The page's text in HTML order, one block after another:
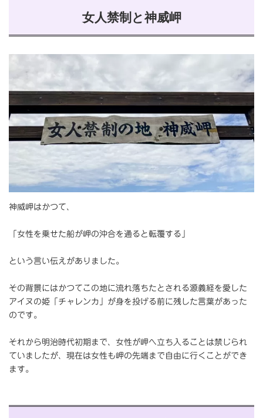
女人禁制と神威岬
神威岬はかつて、
「女性を乗せた船が岬の沖合を通ると転覆する」
という言い伝えがありました。
その背景にはかつてこの地に流れ落ちたとされる源義経を愛した
アイヌの姫「チャレンカ」が身を投げる前に残した言葉があった
のです。
それから明治時代初期まで、女性が岬へ立ち入ることは禁じられ
ていましたが、現在は女性も岬の先端まで自由に行くことができ
ます。